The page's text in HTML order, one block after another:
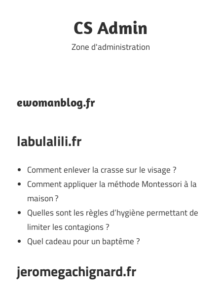
CS Admin
Zone d'administration
ewomanblog.fr
labulalili.fr
Comment enlever la crasse sur le visage ?
Comment appliquer la méthode Montessori à la
maison ?
Quelles sont les règles d’hygiène permettant de
limiter les contagions ?
Quel cadeau pour un baptême ?
jeromegachignard.fr